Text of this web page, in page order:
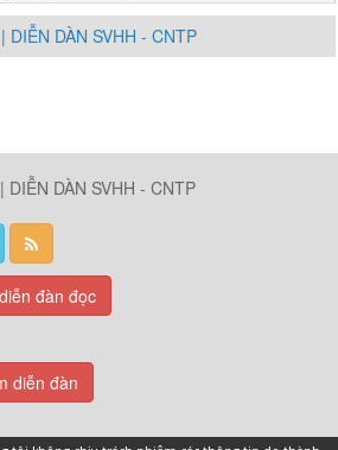
DIỄN DÀN SVHH - CNTP
DIỄN DÀN SVHH - CNTP
đàn đọc
diễn đàn